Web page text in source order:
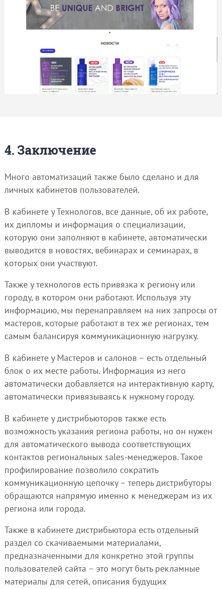
4. Заключение
Много автоматизаций также было сделано и для
личных кабинетов пользователей.
В кабинете у Технологов, все данные, об их работе,
их дипломы и информация о специализации,
которую они заполняют в кабинете, автоматически
выводится в новостях, вебинарах и семинарах, в
которых они участвуют.
Также у технологов есть привязка к региону или
городу, в котором они работают. Используя эту
информацию, мы перенаправляем на них запросы от
мастеров, которые работают в тех же регионах, тем
самым балансируя коммуникационную нагрузку.
В кабинете у Мастеров и салонов – есть отдельный
блок о их месте работы. Информация из него
автоматически добавляется на интерактивную карту,
автоматически привязываясь к нужному городу.
В кабинете у дистрибьюторов также есть
возможность указания региона работы, но он нужен
для автоматического вывода соответствующих
контактов региональных sales-менеджеров. Такое
профилирование позволило сократить
коммуникационную цепочку – теперь дистрибуторы
обращаются напрямую именно к менеджерам из их
региона или города.
Также в кабинете дистрибьютора есть отдельный
раздел со скачиваемыми материалами,
предназначенными для конкретно этой группы
пользователей сайта – это могут быть рекламные
материалы для сетей, описания будущих